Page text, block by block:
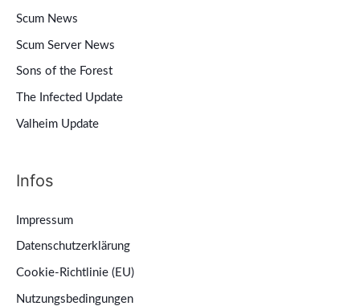
Scum News
Scum Server News
Sons of the Forest
The Infected Update
Valheim Update
Infos
Impressum
Datenschutzerklärung
Cookie-Richtlinie (EU)
Nutzungsbedingungen